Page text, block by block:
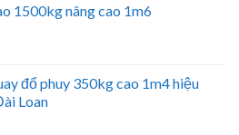
1500kg nâng cao 1m6
đổ phuy 350kg cao 1m4 hiệu
Loan